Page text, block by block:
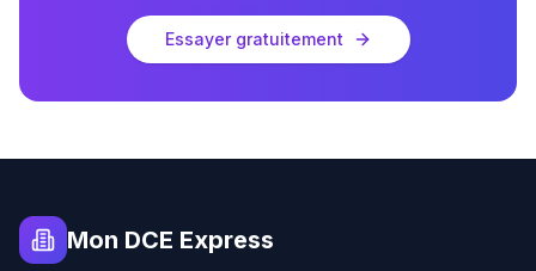
Essayer gratuitement
Mon DCE Express